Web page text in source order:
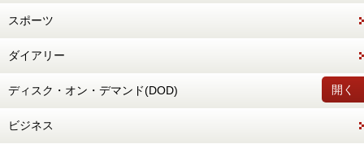
スポーツ
ダイアリー
開く
ディスク・オン・デマンド(DOD)
ビジネス